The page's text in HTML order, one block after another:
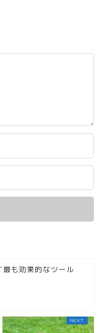
も効果的なツール